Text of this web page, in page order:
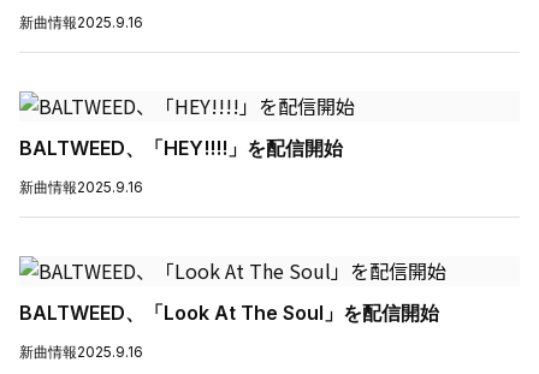
新曲情報2025.9.16
BALTWEED、「HEY!!!!」を配信開始
新曲情報2025.9.16
BALTWEED、「Look At The Soul」を配信開始
新曲情報2025.9.16